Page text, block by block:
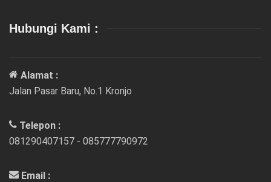
Hubungi Kami :
Alamat :
Jalan Pasar Baru, No.1 Kronjo
Telepon :
081290407157 - 085777790972
Email :